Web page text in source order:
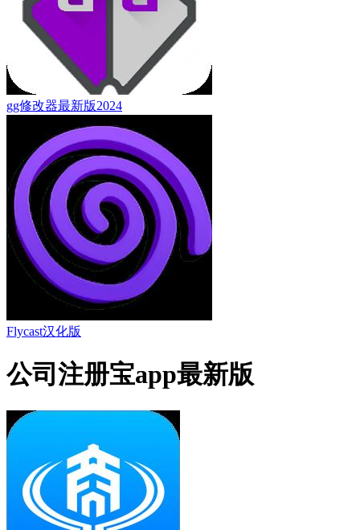
gg修改器最新版2024
Flycast汉化版
公司注册宝app最新版